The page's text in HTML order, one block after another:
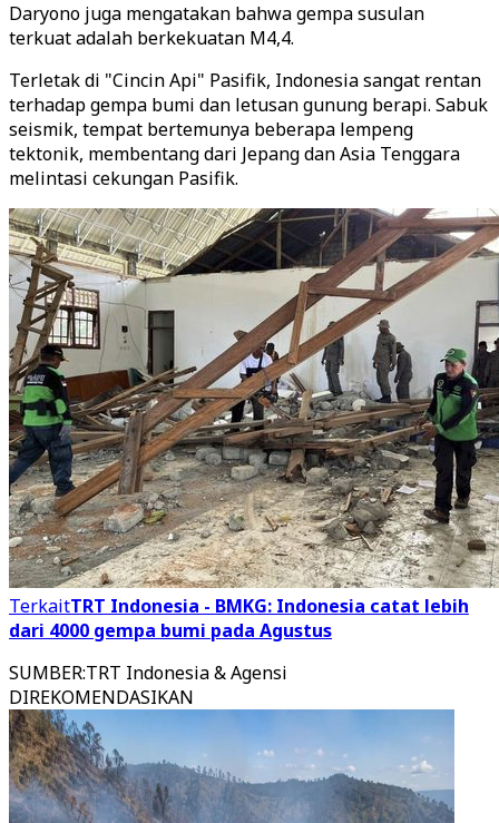
Daryono juga mengatakan bahwa gempa susulan
terkuat adalah berkekuatan M4,4.
Terletak di "Cincin Api" Pasifik, Indonesia sangat rentan
terhadap gempa bumi dan letusan gunung berapi. Sabuk
seismik, tempat bertemunya beberapa lempeng
tektonik, membentang dari Jepang dan Asia Tenggara
melintasi cekungan Pasifik.
TerkaitTRT Indonesia - BMKG: Indonesia catat lebih
dari 4000 gempa bumi pada Agustus
SUMBER:TRT Indonesia & Agensi
DIREKOMENDASIKAN